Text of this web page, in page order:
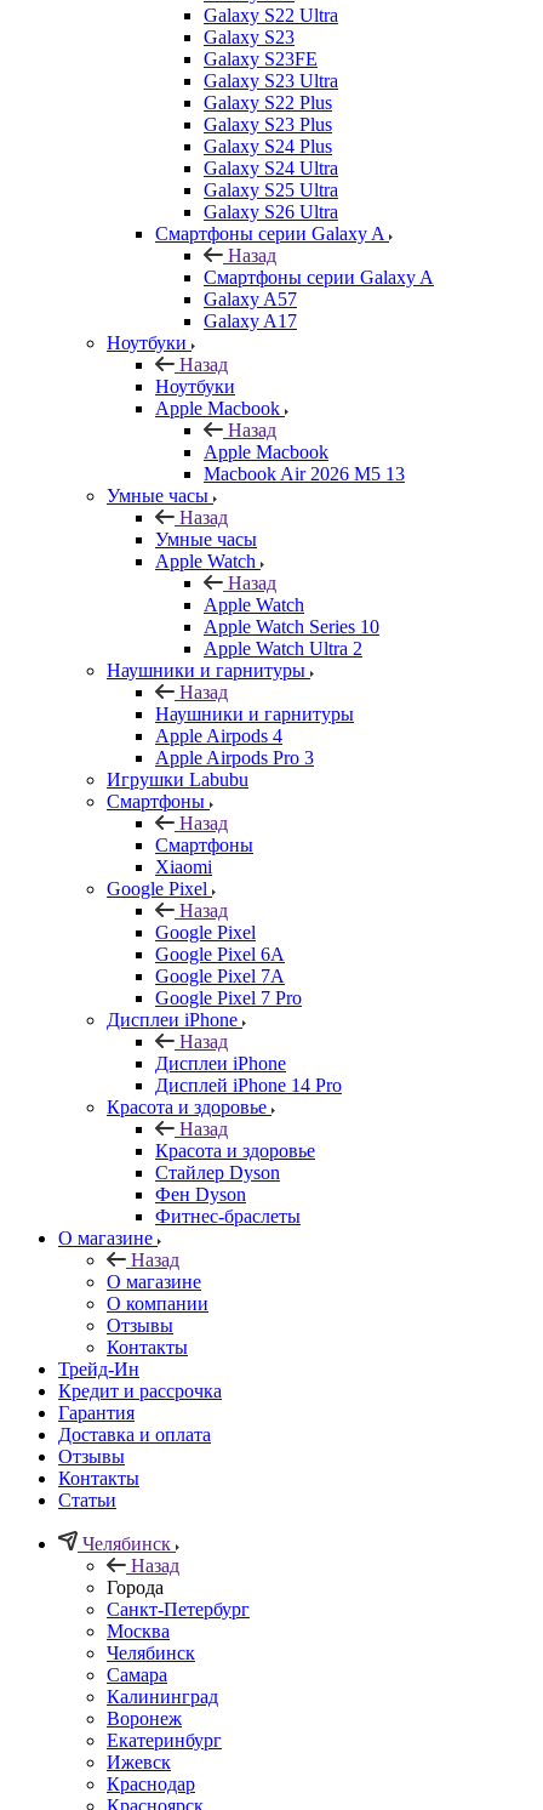
Galaxy S22 Ultra
Galaxy S23
Galaxy S23FE
Galaxy S23 Ultra
Galaxy S22 Plus
Galaxy S23 Plus
Galaxy S24 Plus
Galaxy S24 Ultra
Galaxy S25 Ultra
Galaxy S26 Ultra
Смартфоны серии Galaxy A
Назад
Смартфоны серии Galaxy A
Galaxy A57
Galaxy A17
Ноутбуки
Назад
Ноутбуки
Apple Macbook
Назад
Apple Macbook
Macbook Air 2026 M5 13
Умные часы
Назад
Умные часы
Apple Watch
Назад
Apple Watch
Apple Watch Series 10
Apple Watch Ultra 2
Наушники и гарнитуры
Назад
Наушники и гарнитуры
Apple Airpods 4
Apple Airpods Pro 3
Игрушки Labubu
Смартфоны
Назад
Смартфоны
Xiaomi
Google Pixel
Назад
Google Pixel
Google Pixel 6A
Google Pixel 7А
Google Pixel 7 Pro
Дисплеи iPhone
Назад
Дисплеи iPhone
Дисплей iPhone 14 Pro
Красота и здоровье
Назад
Красота и здоровье
Стайлер Dyson
Фен Dyson
Фитнес-браслеты
О магазине
Назад
О магазине
О компании
Отзывы
Контакты
Трейд-Ин
Кредит и рассрочка
Гарантия
Доставка и оплата
Отзывы
Контакты
Статьи
Челябинск
Назад
Города
Санкт-Петербург
Москва
Челябинск
Самара
Калининград
Воронеж
Екатеринбург
Ижевск
Краснодар
Красноярск